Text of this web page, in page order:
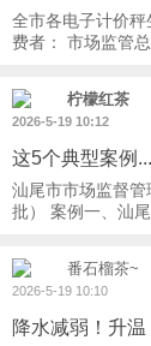
全市各电子计价
费者： 市场监管总局发布的国家计量技术规范《电子计价秤型式评价
柠檬红茶
2026-5-19 10:12
这5个典型案例...
汕尾市市场监督
批） 案例一、汕
番石榴茶~
2026-5-19 10:10
降水减弱！升